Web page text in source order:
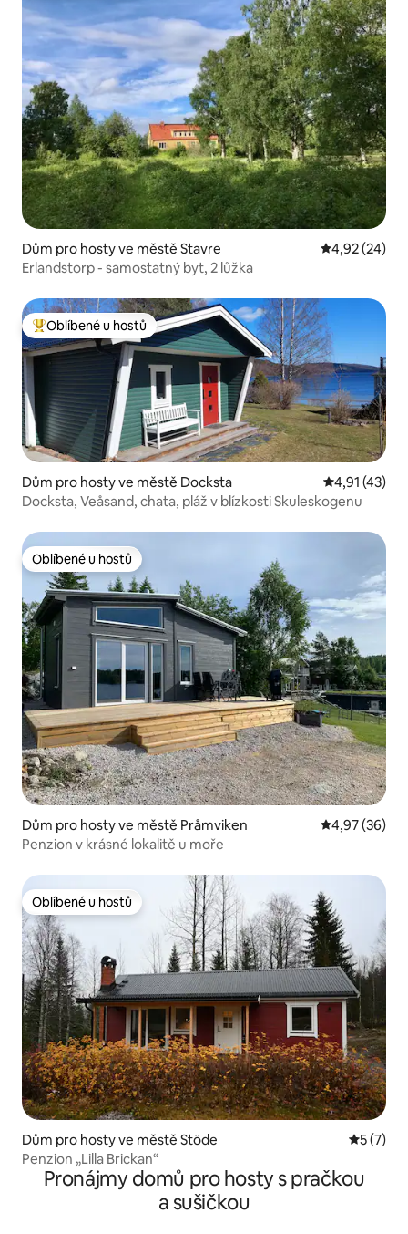
Dům pro hosty ve městě Stavre Průměrné
4,92 (24)
Erlandstorp - samostatný byt, 2 lůžka
Nejlepší v kategorii Oblíbené u hostů
Oblíbené u hostů
Dům pro hosty ve městě Docksta Průměrné
4,91 (43)
Docksta, Veåsand, chata, pláž v blízkosti Skuleskogenu
Oblíbené u hostů
Oblíbené u hostů
Dům pro hosty ve městě Pråmviken Průměrné
4,97 (36)
Penzion v krásné lokalitě u moře
Oblíbené u hostů
Oblíbené u hostů
Dům pro hosty ve městě Stöde
5 (7)
Penzion „Lilla Brickan“
Pronájmy domů pro hosty s pračkou
a sušičkou